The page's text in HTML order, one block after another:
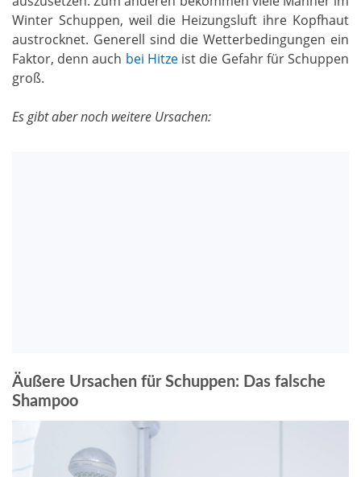
Winter Schuppen, weil die Heizungsluft ihre Kopfhaut
austrocknet. Generell sind die Wetterbedingungen ein
Faktor, denn auch bei Hitzeist die Gefahr für Schuppen
groß.
Es gibt aber noch weitere Ursachen:
Äußere Ursachen für Schuppen: Das falsche
Shampoo